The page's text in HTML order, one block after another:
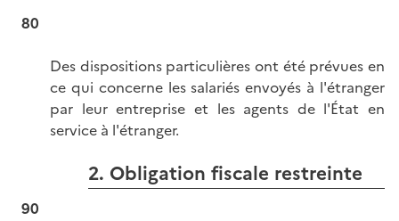
80
Des dispositions particulières ont été prévues en
ce qui concerne les salariés envoyés à l'étranger
par leur entreprise et les agents de l'État en
service à l'étranger.
2. Obligation fiscale restreinte
90